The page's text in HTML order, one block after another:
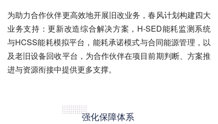
为助力合作伙伴更高效地开展旧改业务，春风计划构建四大
业务支持：更新改造综合解决方案，H-SED能耗监测系统
与HCSS能耗模拟平台，能耗承诺模式与合同能源管理，以
及老旧设备回收平台，为合作伙伴在项目前期判断、方案推
进与资源衔接中提供更多支撑。
强化保障体系